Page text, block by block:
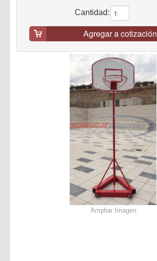
Cantidad:
Agregar a cotización
Ampliar Imagen